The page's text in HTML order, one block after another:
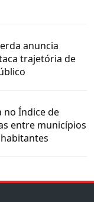
anuncia
trajetória de
no Índice de
entre municípios